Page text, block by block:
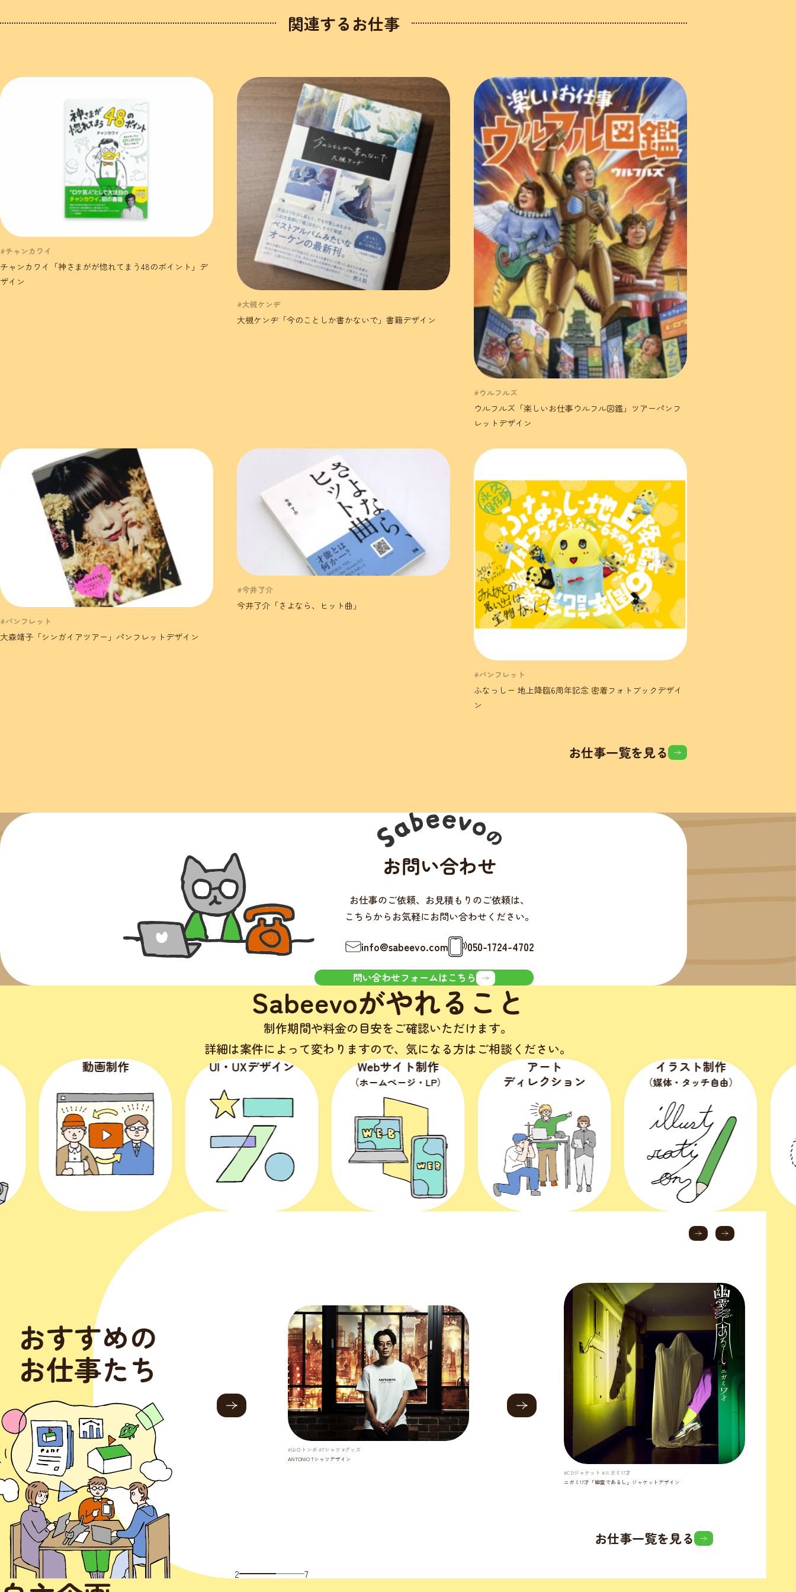
関連するお仕事
#チャンカワイ
チャンカワイ「神さまがが惚れてまう48のポイント」デ
ザイン
#大槻ケンヂ
大槻ケンヂ「今のことしか書かないで」書籍デザイン
#ウルフルズ
ウルフルズ「楽しいお仕事ウルフル図鑑」ツアーパンフ
レットデザイン
#パンフレット
大森靖子「シンガイアツアー」パンフレットデザイン
#今井了介
今井了介「さよなら、ヒット曲」
#パンフレット
ふなっしー 地上降臨6周年記念 密着フォトブックデザイ
ン
お仕事一覧を見る
お問い合わせ
お仕事のご依頼、お見積もりのご依頼は、
こちらからお気軽にお問い合わせください。
info@sabeevo.com 050-1724-4702
問い合わせフォームはこちら
Sabeevoがやれること
制作期間や料金の目安をご確認いただけます。
詳細は案件によって変わりますので、 気になる方はご相談ください。
動画制作
UI・UXデザイン Webサイト制作
（ホームページ・LP）
アート
ディレクション
イラスト制作
（媒体・タッチ自由）
おすすめの
お仕事たち
#山口トンボ #Tシャツ #グッズ
ANTONIO Tシャツデザイン
#CDジャケット #ニガミ17才
ニガミ17才「幽霊であるし」ジャケットデザイン
2 7
お仕事一覧を見る